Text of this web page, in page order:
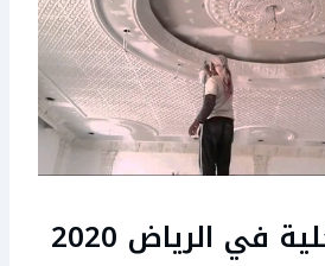
في الرياض 2020